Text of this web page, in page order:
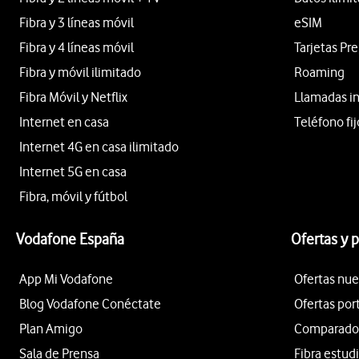
Fibra y 3 líneas móvil
Fibra y 4 líneas móvil
Fibra y móvil ilimitado
Fibra Móvil y Netflix
Internet en casa
Internet 4G en casa ilimitado
Internet 5G en casa
Fibra, móvil y fútbol
eSIM
Tarjetas
Roaming
Llamadas
Teléfono
Vodafone España
App Mi Vodafone
Blog Vodafone Conéctate
Plan Amigo
Sala de Prensa
Ofertas y
Ofertas
Ofertas
Fibra